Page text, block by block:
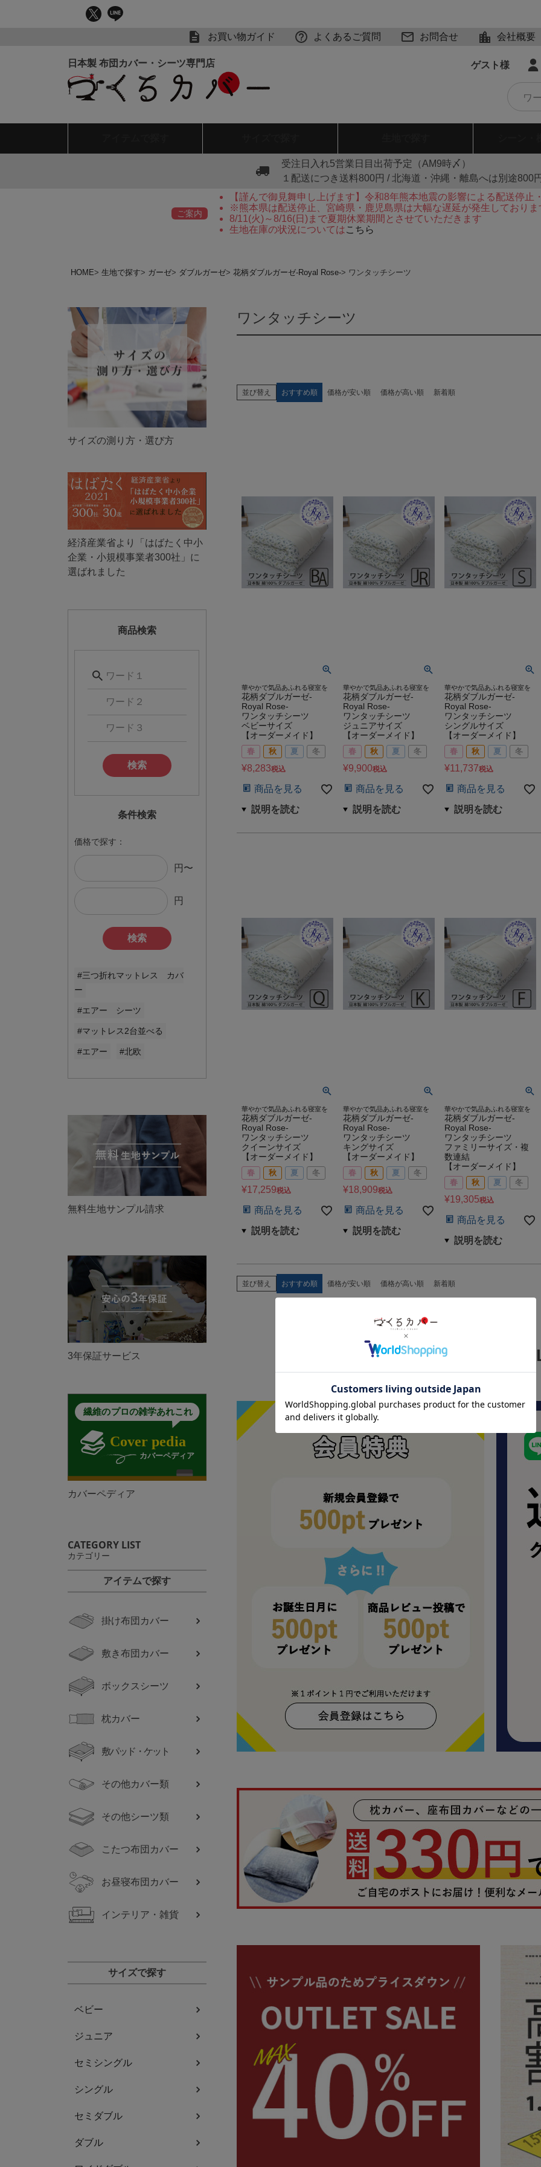
お買い物ガイド よくあるご質問 お問合せ 会社概要
ゲスト様
受注日入れ5営業日目出荷予定（AM9時〆）
１配送につき送料800円 / 北海道・沖縄・離島へは別途800
ご案内
【謹んで御見舞申し上げます】令和8年熊本地震の影響による配送停止
※熊本県は配送停止、宮崎県・鹿児島県は大幅な遅延が発生しておりま
8/11(火)～8/16(日)まで夏期休業期間とさせていただきます
生地在庫の状況についてはこちら
HOME 生地で探す ガーゼ ダブルガーゼ 花柄ダブルガーゼ-Royal Rose- ワンタッチシーツ
サイズの測り方・選び方
経済産業省より「はばたく中小
企業・小規模事業者300社」に
選ばれました
商品検索
検索
条件検索
価格で探す：
円〜
円
検索
#三つ折れマットレス カバ
ー
#エアー シーツ
#マットレス2台並べる
#エアー #北欧
無料生地サンプル請求
3年保証サービス
カバーペディア
CATEGORY LIST
カテゴリー
アイテムで探す
掛け布団カバー
敷き布団カバー
ボックスシーツ
枕カバー
敷パッド・ケット
その他カバー類
その他シーツ類
こたつ布団カバー
お昼寝布団カバー
インテリア・雑貨
サイズで探す
ベビー
ジュニア
セミシングル
シングル
セミダブル
ダブル
ワンタッチシーツ
並び替え おすすめ順 価格が安い順 価格が高い順 新着順
華やかで気品あふれる寝室を
花柄ダブルガーゼ-
Royal Rose-
ワンタッチシーツ
ベビーサイズ
【オーダーメイド】
春 秋 夏 冬
¥8,283税込
商品を見る
華やかで気品あふれる寝室を
花柄ダブルガーゼ-
Royal Rose-
ワンタッチシーツ
ジュニアサイズ
【オーダーメイド】
春 秋 夏 冬
¥9,900税込
商品を見る
華やかで気品あふれる寝室を
花柄ダブルガーゼ-
Royal Rose-
ワンタッチシーツ
シングルサイズ
【オーダーメイド】
春 秋 夏 冬
¥11,737税込
商品を見る
華やかで気品あふれる寝室を
花柄ダブルガーゼ-
Royal Rose-
ワンタッチシーツ
クイーンサイズ
【オーダーメイド】
春 秋 夏 冬
¥17,259税込
商品を見る
華やかで気品あふれる寝室を
花柄ダブルガーゼ-
Royal Rose-
ワンタッチシーツ
キングサイズ
【オーダーメイド】
春 秋 夏 冬
¥18,909税込
商品を見る
華やかで気品あふれる寝室を
花柄ダブルガーゼ-
Royal Rose-
ワンタッチシーツ
ファミリーサイズ・複
数連結
【オーダーメイド】
春 秋 夏 冬
¥19,305税込
商品を見る
並び替え おすすめ順 価格が安い順 価格が高い順 新着順
SPECIAL